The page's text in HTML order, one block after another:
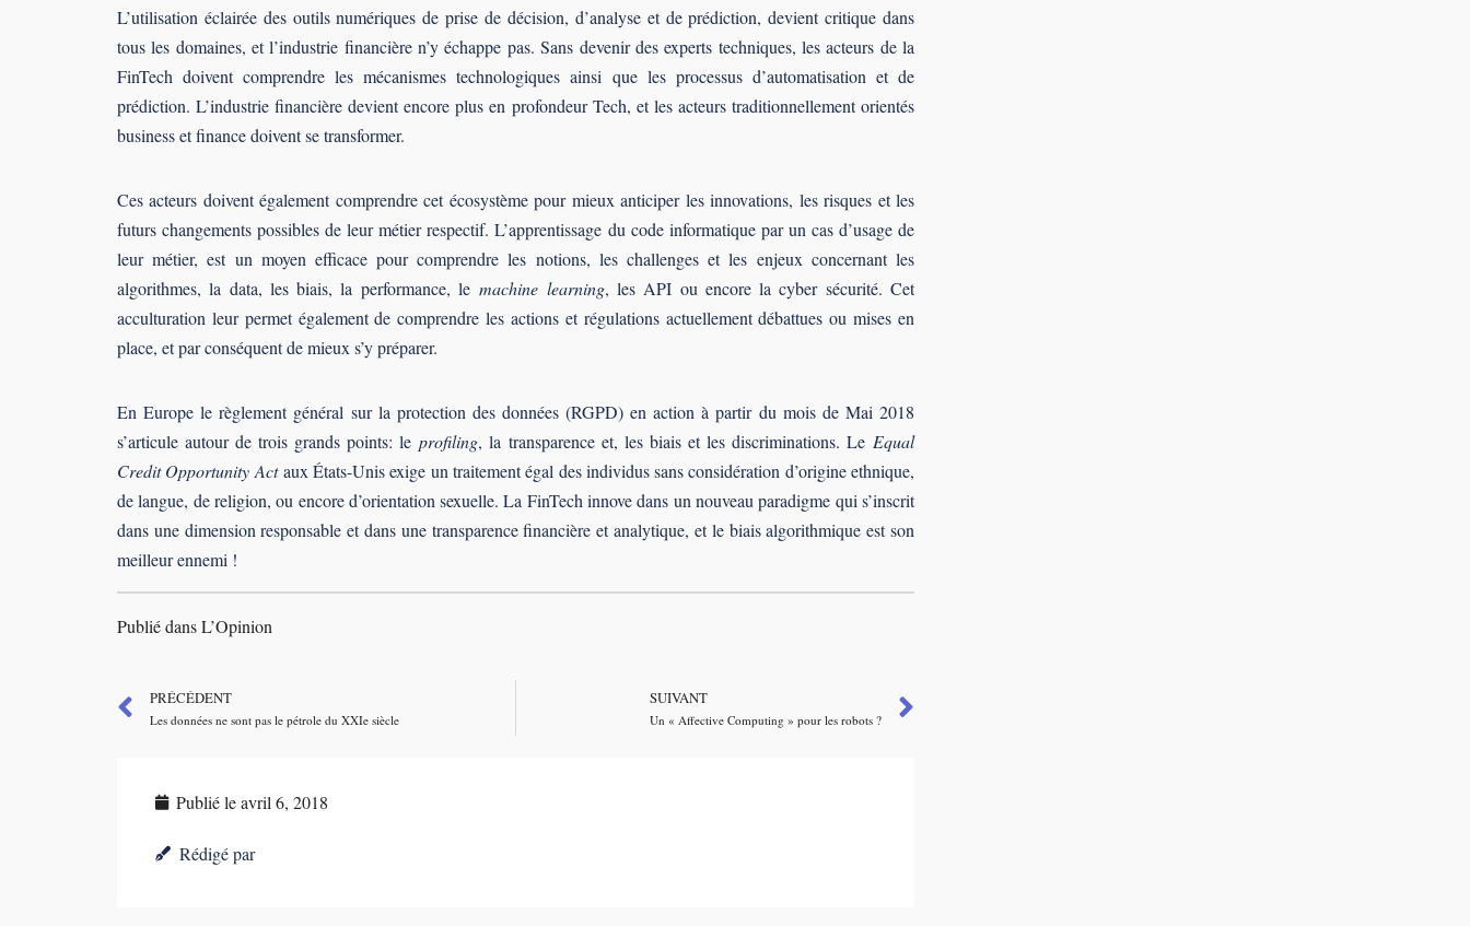
L’utilisation éclairée des outils numériques de prise de décision, d’analyse et de prédiction, devient critique dans
tous les domaines, et l’industrie financière n’y échappe pas. Sans devenir des experts techniques, les acteurs de la
FinTech doivent comprendre les mécanismes technologiques ainsi que les processus d’automatisation et de
prédiction. L’industrie financière devient encore plus en profondeur Tech, et les acteurs traditionnellement orientés
business et finance doivent se transformer.
Ces acteurs doivent également comprendre cet écosystème pour mieux anticiper les innovations, les risques et les
futurs changements possibles de leur métier respectif. L’apprentissage du code informatique par un cas d’usage de
leur métier, est un moyen efficace pour comprendre les notions, les challenges et les enjeux concernant les
algorithmes, la data, les biais, la performance, lemachine learning, les API ou encore la cyber sécurité. Cet
acculturation leur permet également de comprendre les actions et régulations actuellement débattues ou mises en
place, et par conséquent de mieux s’y préparer.
En Europe le règlement général sur la protection des données (RGPD) en action à partir du mois de Mai 2018
s’articule autour de trois grands points: leprofiling, la transparence et, les biais et les discriminations. Le Equal
Credit Opportunity Actaux États-Unis exige un traitement égal des individus sans considération d’origine ethnique,
de langue, de religion, ou encore d’orientation sexuelle. La FinTech innove dans un nouveau paradigme qui s’inscrit
dans une dimension responsable et dans une transparence financière et analytique, et le biais algorithmique est son
meilleur ennemi !
Publié dans L’Opinion
PRÉCÉDENT
Les données ne sont pas le pétrole du XXIe siècle
SUIVANT
Un « Affective Computing » pour les robots ?
Publié leavril 6, 2018
Rédigé par